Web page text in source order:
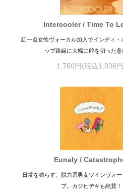
Intercooler / Time To
紅一点女性ヴォーカル加入でインディ・
ップ路線に大幅に舵を切った
1,760円(税込1,936
Eunaly /
日常を鳴らす、脱力系男女ツインヴォ
プ。カジヒデキも絶賛！